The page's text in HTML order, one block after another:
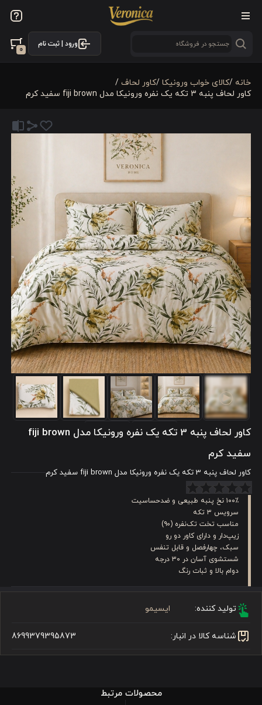
ورود | ثبت نام
0
خانه /کالای خواب ورونیکا /کاور لحاف /
کاور لحاف پنبه 3 تکه یک نفره ورونیکا مدل fiji brown سفید کرم
کاور لحاف پنبه 3 تکه یک نفره ورونیکا مدل fiji brown
سفید کرم
کاور لحاف پنبه 3 تکه یک نفره ورونیکا مدل fiji brown سفید کرم
۱۰۰٪ نخ پنبه طبیعی و ضدحساسیت
سرویس ۳ تکه
مناسب تخت تک‌نفره (۹۰)
زیپ‌دار و دارای کاور دو رو
سبک، چهارفصل و قابل تنفس
شستشوی آسان در ۳۰ درجه
دوام بالا و ثبات رنگ
تولید کننده: ایسیمو
شناسه کالا در انبار: 8699379395873
محصولات مرتبط